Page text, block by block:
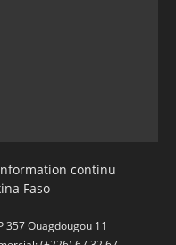
continu
Faso
357 Ouagdougou 11